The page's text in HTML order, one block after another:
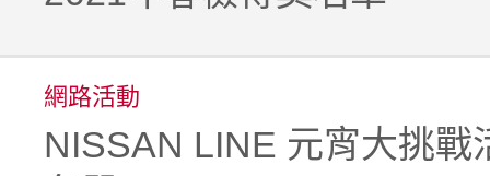
網路活動
NISSAN LINE 元宵大挑戰